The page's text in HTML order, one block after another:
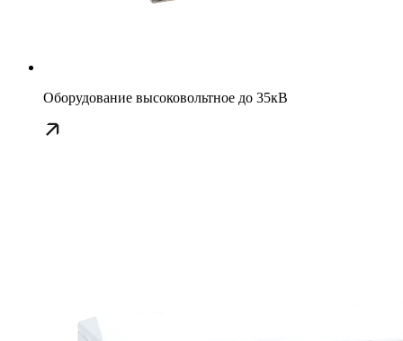
Оборудование высоковольтное до 35кВ